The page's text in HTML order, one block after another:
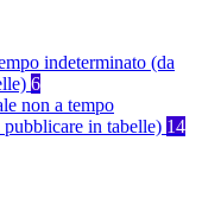
indeterminato (da
6
non a tempo
in tabelle) 14